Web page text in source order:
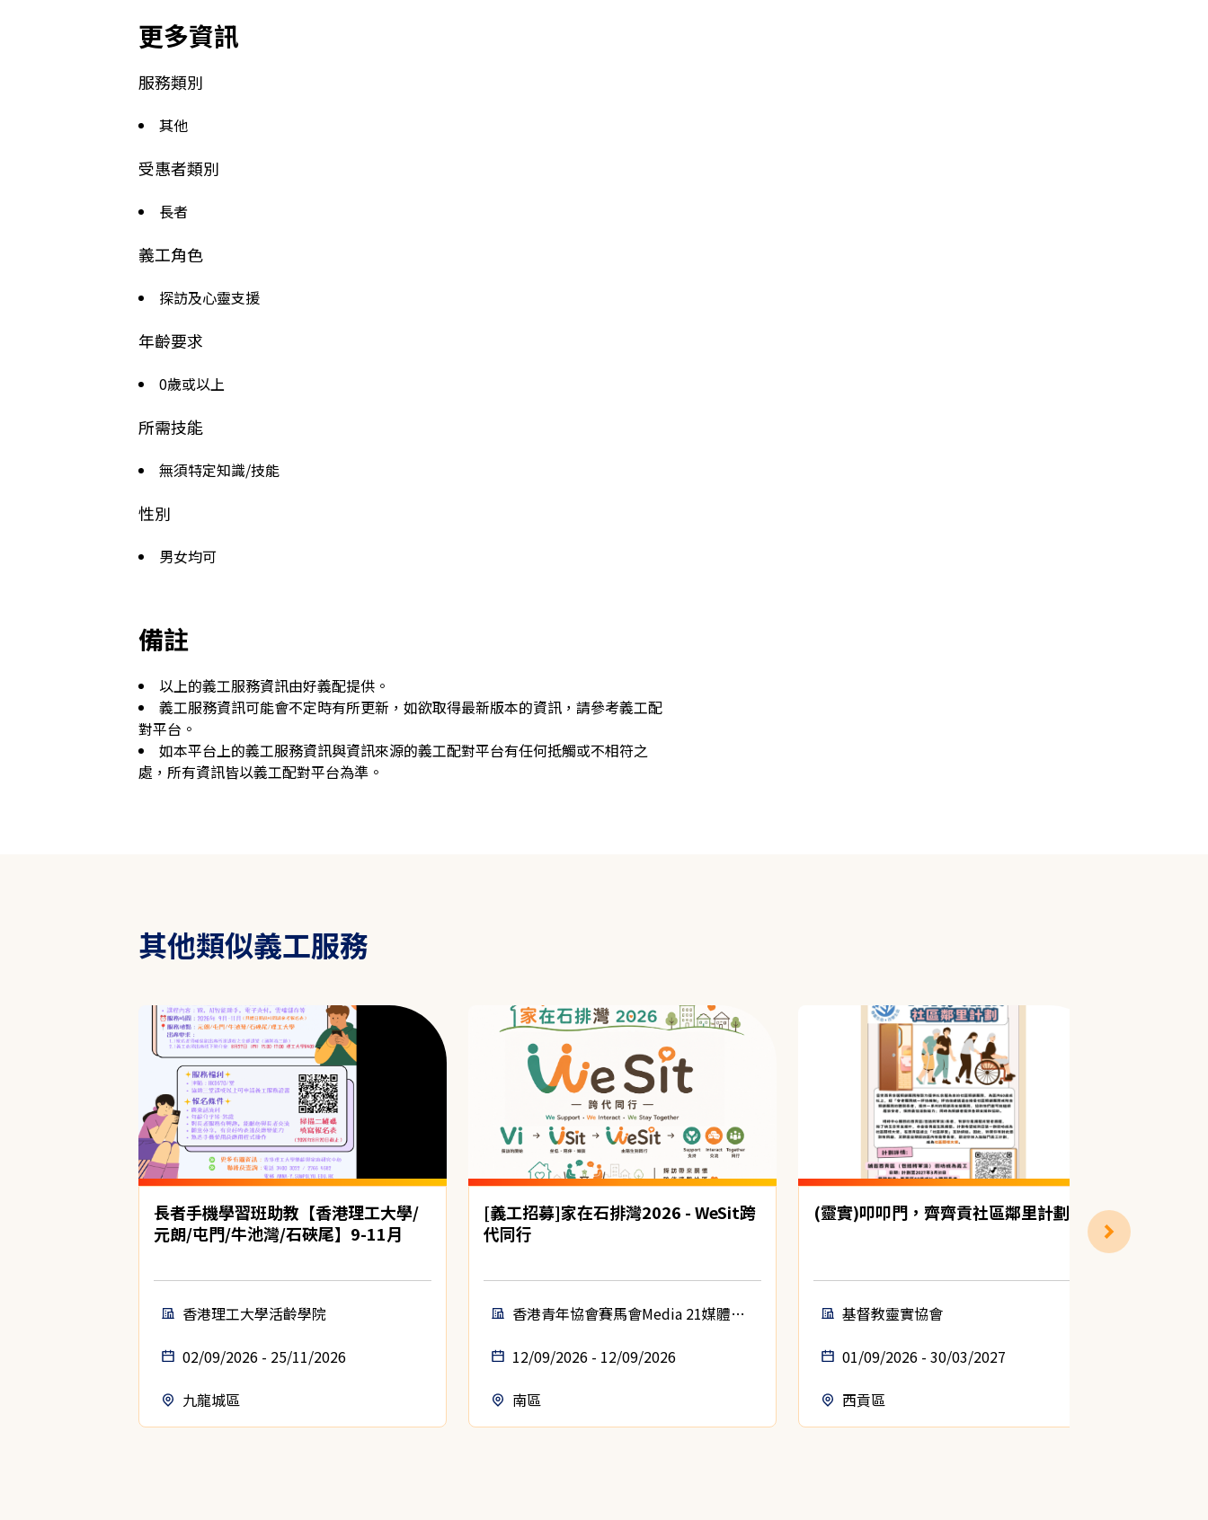
更多資訊
服務類別
其他
受惠者類別
長者
義工角色
探訪及心靈支援
年齡要求
0歲或以上
所需技能
無須特定知識/技能
性別
男女均可
備註
以上的義工服務資訊由好義配提供。
義工服務資訊可能會不定時有所更新，如欲取得最新版本的資訊，請參考義工配
對平台。
如本平台上的義工服務資訊與資訊來源的義工配對平台有任何抵觸或不相符之
處，所有資訊皆以義工配對平台為準。
其他類似義工服務
長者手機學習班助教【香港理工大學/
元朗/屯門/牛池灣/石硤尾】9-11月
香港理工大學活齡學院
02/09/2026 - 25/11/2026
九龍城區
[義工招募]家在石排灣2026 - WeSit跨
代同行
香港青年協會賽馬會Media 21媒體空
12/09/2026 - 12/09/2026
南區
(靈實)叩叩門，齊齊貢社區鄰里計劃
基督教靈實協會
01/09/2026 - 30/03/2027
西貢區